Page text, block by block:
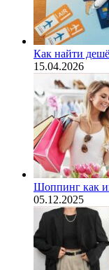
Как найти
15.04.2026
Шоппинг как
05.12.2025